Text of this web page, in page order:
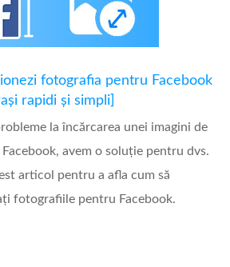
fotografia pentru Facebook
rapidi și simpli]
la încărcarea unei imagini de
avem o soluție pentru dvs.
articol pentru a afla cum să
fotografiile pentru Facebook.